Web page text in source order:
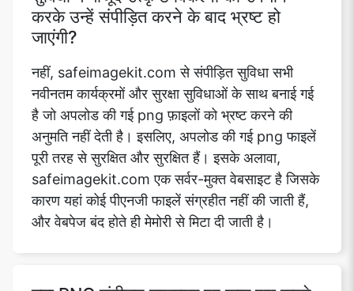
करके उन्हें संपीड़ित करने के बाद भ्रष्ट हो
जाएंगी?
नहीं, safeimagekit.com से संपीड़ित सुविधा सभी
नवीनतम कार्यक्रमों और सुरक्षा सुविधाओं के साथ बनाई गई
है जो अपलोड की गई png फ़ाइलों को भ्रष्ट करने की
अनुमति नहीं देती है। इसलिए, अपलोड की गई png फाइलें
पूरी तरह से सुरक्षित और सुरक्षित हैं। इसके अलावा,
safeimagekit.com एक सर्वर-मुक्त वेबसाइट है जिसके
कारण यहां कोई पीएनजी फाइलें संग्रहीत नहीं की जाती हैं,
और वेबपेज बंद होते ही मेमोरी से मिटा दी जाती है।